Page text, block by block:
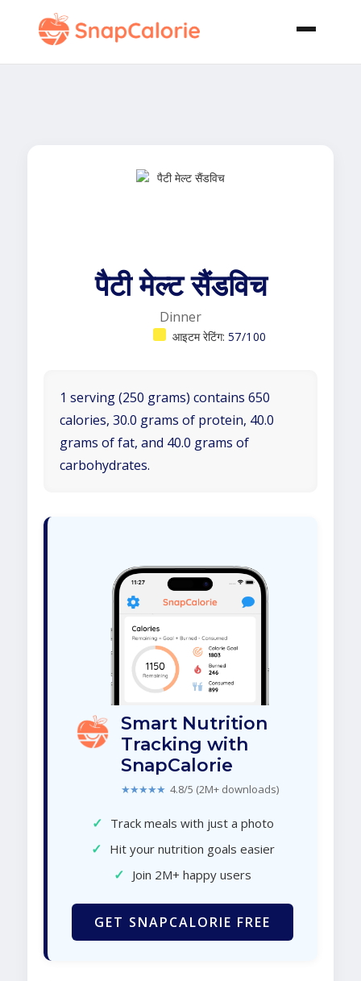
पैटी मेल्ट सैंडविच
Dinner
आइटम रेटिंग: 57/100
1 serving (250 grams) contains 650
calories, 30.0 grams of protein, 40.0
grams of fat, and 40.0 grams of
carbohydrates.
Smart Nutrition
Tracking with
SnapCalorie
★★★★★ 4.8/5 (2M+ downloads)
✓ Track meals with just a photo
✓ Hit your nutrition goals easier
✓ Join 2M+ happy users
GET SNAPCALORIE FREE